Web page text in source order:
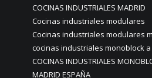
COCINAS INDUSTRIALES MADRID
Cocinas industriales modulares
Cocinas industriales modulares
cocinas industriales monoblock
COCINAS INDUSTRIALES
MADRID ESPAÑA